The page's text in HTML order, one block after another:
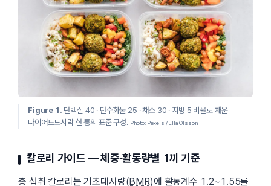
Figure 1. 단백질 40 · 탄수화물 25 · 채소 30 · 지방 5 비율로 채운
다이어트도시락 한 통의 표준 구성. Photo: Pexels / Ella Olsson
칼로리 가이드 — 체중·활동량별 1끼 기준
총 섭취 칼로리는 기초대사량(BMR)에 활동계수 1.2~1.55를